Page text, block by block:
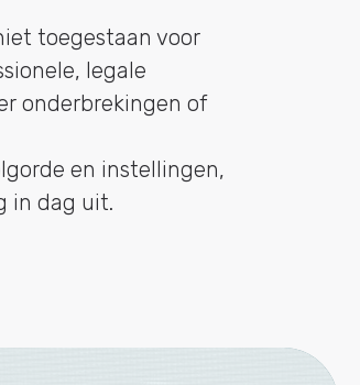
toegestaan voor
legale
onderbrekingen of
en instellingen,
in dag uit.